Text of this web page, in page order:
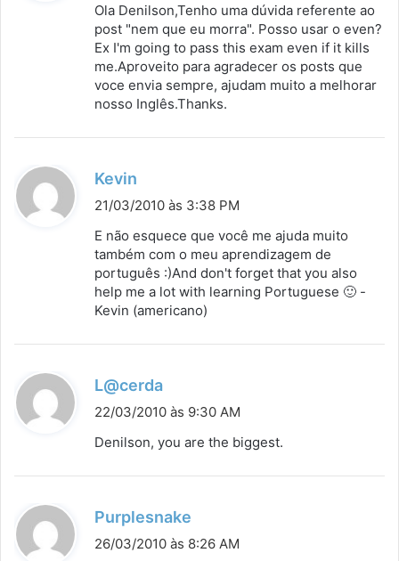
s
e
:
Ola Denilson,Tenho uma dúvida referente ao
post "nem que eu morra". Posso usar o even?
Ex I'm going to pass this exam even if it kills
me.Aproveito para agradecer os posts que
voce envia sempre, ajudam muito a melhorar
nosso Inglês.Thanks.
Kevin
i
s
e
:
21/03/2010 às 3:38 PM
E não esquece que você me ajuda muito
também com o meu aprendizagem de
português :)And don't forget that you also
help me a lot with learning Portuguese 🙂 -
Kevin (americano)
L@cerda
i
e
22/03/2010 às 9:30 AM
Denilson, you are the biggest.
Purplesnake
i
26/03/2010 às 8:26 AM